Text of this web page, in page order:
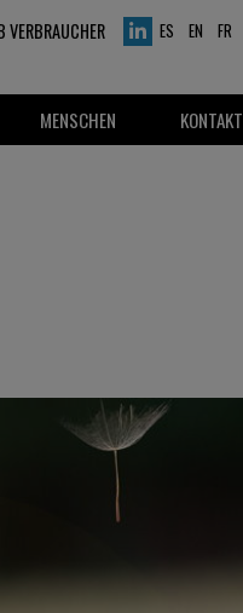
MENSCHEN KONTAKT
ES EN FR
VERBRAUCHER